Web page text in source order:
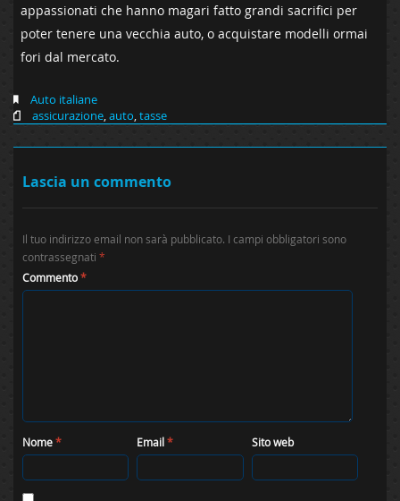
appassionati che hanno magari fatto grandi sacrifici per
poter tenere una vecchia auto, o acquistare modelli ormai
fori dal mercato.
Auto italiane
assicurazione auto tasse
Lascia un commento
Il tuo indirizzo email non sarà pubblicato. I campi obbligatori sono
contrassegnati *
Commento*
Nome* Email* Sito web